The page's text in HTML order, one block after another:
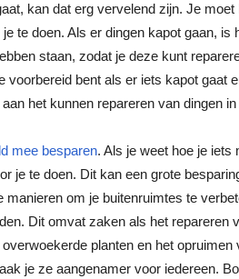
kan dat erg vervelend zijn. Je
te doen. Als er dingen kapot gaan, is
staan, zodat je deze kunt
voorbereid bent als er iets kapot gaat
het kunnen repareren van dingen
mee besparen. Als je weet hoe je iets
je te doen. Dit kan een grote
manieren om je buitenruimtes te
Dit omvat zaken als het repareren
planten en het
je ze aangenamer voor iedereen.